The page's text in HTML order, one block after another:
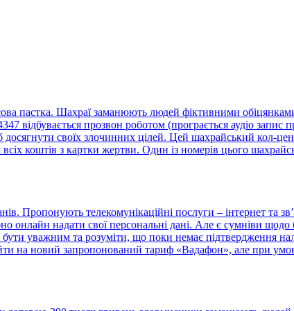
пастка. Шахраї заманюють людей фіктивними
відбувається прозвон роботом (програється аудіо
своїх злочинних цілей. Цей шахрайський кол-
коштів з картки жертви. Один із номерів цього
Пропонують телекомунікаційні послуги – інтернет та
онлайн надати свої персональні дані. Але є сумніви
уважним та розуміти, що поки немає підтвердження
на новий запропонований тариф «Вадафон», але при